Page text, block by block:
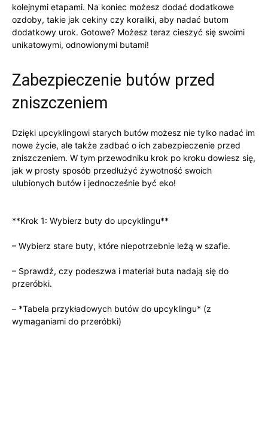
kolejnymi etapami. Na koniec możesz‌ dodać dodatkowe⁣
ozdoby, takie jak cekiny ⁢czy koraliki,⁤ aby nadać butom​
dodatkowy urok. Gotowe? Możesz teraz cieszyć się swoimi
unikatowymi, odnowionymi butami!
Zabezpieczenie butów przed
zniszczeniem
Dzięki upcyklingowi starych butów ⁤możesz‌ nie‍ tylko​ nadać im
nowe życie, ale także zadbać⁤ o ich​ zabezpieczenie ‌przed
zniszczeniem. W tym przewodniku ⁣krok po kroku dowiesz się,
jak w‌ prosty sposób przedłużyć żywotność ‍swoich
ulubionych butów i jednocześnie być eko!
**Krok 1: Wybierz ⁢buty do upcyklingu**
– Wybierz stare buty, które niepotrzebnie leżą w szafie.
– Sprawdź, czy podeszwa i ⁤materiał buta nadają się do
przeróbki.
– *Tabela przykładowych butów ‍do upcyklingu* ⁢(z
wymaganiami ⁣do ‌przeróbki)